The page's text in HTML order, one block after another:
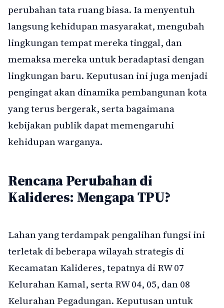
perubahan tata ruang biasa. Ia menyentuh
langsung kehidupan masyarakat, mengubah
lingkungan tempat mereka tinggal, dan
memaksa mereka untuk beradaptasi dengan
lingkungan baru. Keputusan ini juga menjadi
pengingat akan dinamika pembangunan kota
yang terus bergerak, serta bagaimana
kebijakan publik dapat memengaruhi
kehidupan warganya.
Rencana Perubahan di
Kalideres: Mengapa TPU?
Lahan yang terdampak pengalihan fungsi ini
terletak di beberapa wilayah strategis di
Kecamatan Kalideres, tepatnya di RW 07
Kelurahan Kamal, serta RW 04, 05, dan 08
Kelurahan Pegadungan. Keputusan untuk